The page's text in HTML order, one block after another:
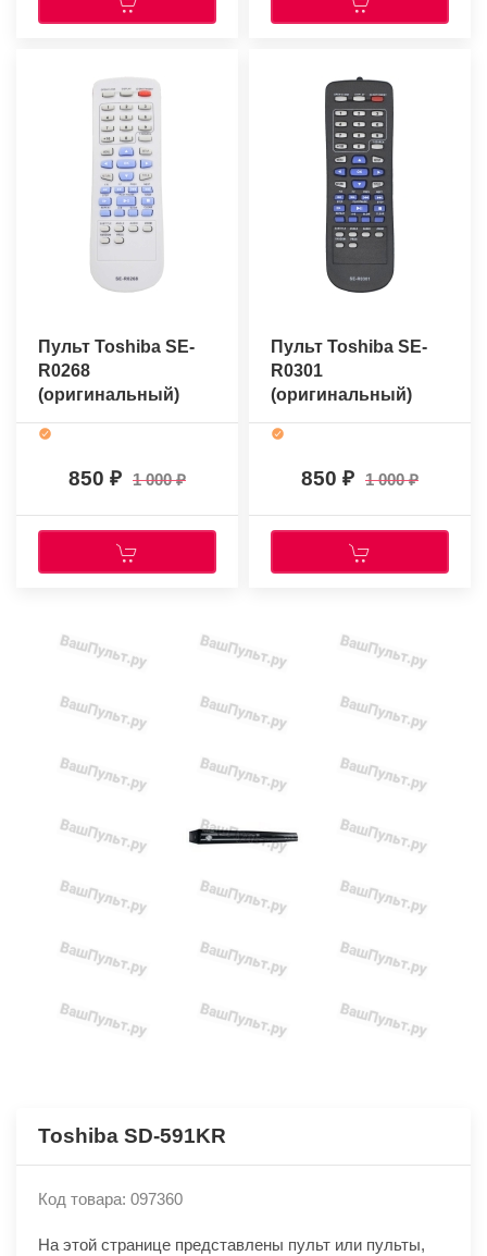
Пульт Toshiba SE-
R0268
(оригинальный)
850 1 000
Пульт Toshiba SE-
R0301
(оригинальный)
850 1 000
Toshiba SD-591KR
Код товара: 097360
На этой странице представлены пульт или пульты,